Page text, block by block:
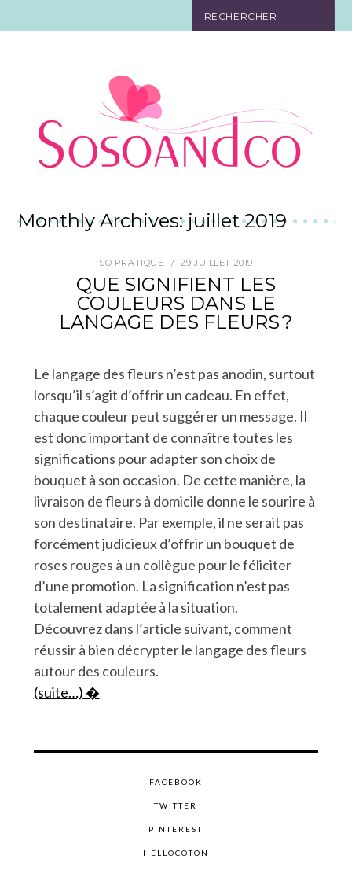
SO EN FORME
SO IN LOVE
SO DÉCO
SO PRATIQUE
CONTACT
Monthly Archives: juillet 2019
SO PRATIQUE 29 JUILLET 2019
QUE SIGNIFIENT LES
COULEURS DANS LE
LANGAGE DES FLEURS ?
Le langage des fleurs n’est pas anodin, surtout
lorsqu’il s’agit d’offrir un cadeau. En effet,
chaque couleur peut suggérer un message. Il
est donc important de connaître toutes les
significations pour adapter son choix de
bouquet à son occasion. De cette manière, la
livraison de fleurs à domicile donne le sourire à
son destinataire. Par exemple, il ne serait pas
forcément judicieux d’offrir un bouquet de
roses rouges à un collègue pour le féliciter
d’une promotion. La signification n’est pas
totalement adaptée à la situation.
Découvrez dans l’article suivant, comment
réussir à bien décrypter le langage des fleurs
autour des couleurs.
(suite…)
FACEBOOK
TWITTER
PINTEREST
HELLOCOTON